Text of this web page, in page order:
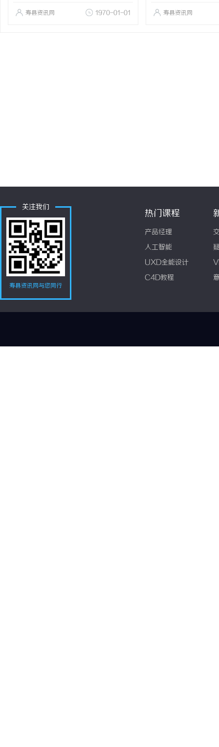
寿县资讯网 1970-01-01 寿县资讯网
关注我们
寿县资讯网与您同行
热门课程
产品经理
人工智能
UXD全能设计
C4D教程